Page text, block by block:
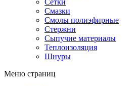
Сетки
Смазки
Смолы полиэфирные
Стержни
Сыпучие материалы
Теплоизоляция
Шнуры
Меню страниц